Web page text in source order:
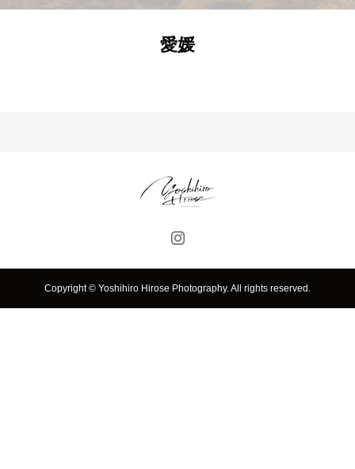
愛媛
Copyright © Yoshihiro Hirose Photography. All rights reserved.